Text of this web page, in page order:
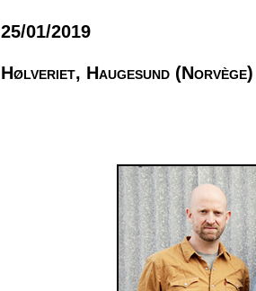
25/01/2019
Hølveriet, Haugesund (Norvège)